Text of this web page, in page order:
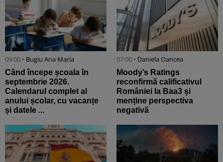
09:00 • Bugiu ⁠Ana Maria
Când începe școala în
septembrie 2026.
Calendarul complet al
anului școlar, cu vacanțe
și datele ...
07:00 • Daniela Oancea
Moody’s Ratings
reconfirmă calificativul
României la Baa3 și
menține perspectiva
negativă